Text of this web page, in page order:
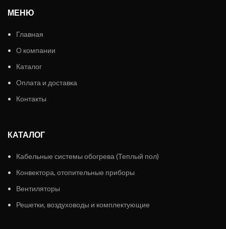
МЕНЮ
Главная
О компании
Каталог
Оплата и доставка
Контакты
КАТАЛОГ
Кабельные системы обогрева (Теплый пол)
Конвектора, отопительные приборы
Вентиляторы
Решетки, воздуховоды и комплектующие